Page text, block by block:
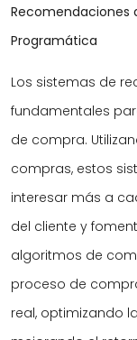
Recomendaciones
Programática
Los sistemas de
fundamentales
de compra.
compras, estos
interesar más a
del cliente y
algoritmos de
proceso de
real, optimizando